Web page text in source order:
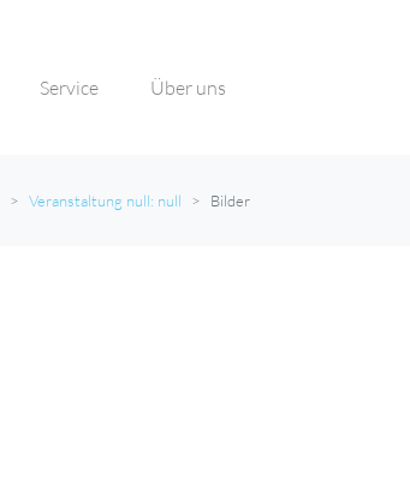
Service Über uns
Veranstaltung null: null Bilder